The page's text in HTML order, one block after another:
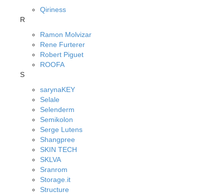
Qiriness
R
Ramon Molvizar
Rene Furterer
Robert Piguet
ROOFA
S
sarynaKEY
Selale
Selenderm
Semikolon
Serge Lutens
Shangpree
SKIN TECH
SKLVA
Sranrom
Storage.it
Structure